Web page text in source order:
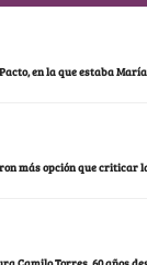
en la que estaba
más opción que criticar